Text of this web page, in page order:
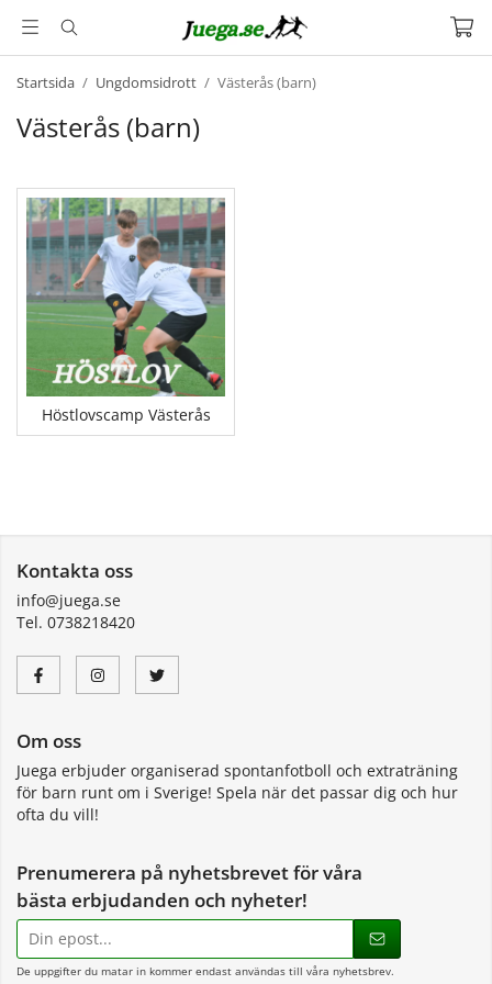
Startsida / Ungdomsidrott / Västerås (barn)
Västerås (barn)
Höstlovscamp Västerås
Kontakta oss
info@juega.se
Tel. 0738218420
Om oss
Juega erbjuder organiserad spontanfotboll och extraträning
för barn runt om i Sverige! Spela när det passar dig och hur
ofta du vill!
Prenumerera på nyhetsbrevet för våra
bästa erbjudanden och nyheter!
E-
postadress
De uppgifter du matar in kommer endast användas till våra nyhetsbrev.